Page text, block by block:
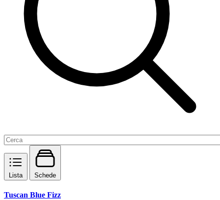
Lista Schede
Tuscan Blue Fizz